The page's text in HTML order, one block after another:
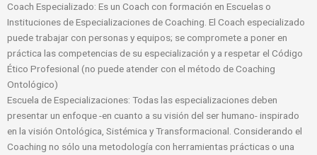
Coach Especializado: Es un Coach con formación en Escuelas o
Instituciones de Especializaciones de Coaching. El Coach especializado
puede trabajar con personas y equipos; se compromete a poner en
práctica las competencias de su especialización y a respetar el Código
Ético Profesional (no puede atender con el método de Coaching
Ontológico)
Escuela de Especializaciones: Todas las especializaciones deben
presentar un enfoque -en cuanto a su visión del ser humano- inspirado
en la visión Ontológica, Sistémica y Transformacional. Considerando el
Coaching no sólo una metodología con herramientas prácticas o una